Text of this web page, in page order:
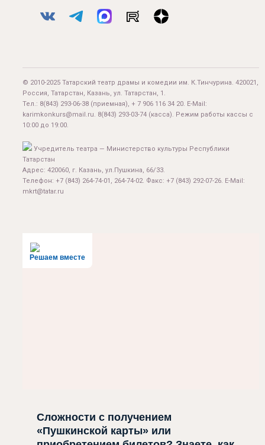
© 2010-2025 Татарский театр драмы и комедии им. К.Тинчурина. 420021,
Россия, Татарстан, Казань, ул. Татарстан, 1.
Тел.: 8(843) 293-06-38 (приемная), + 7 906 116 34 20. E-Mail:
karimkonkurs@mail.ru. 8(843) 293-03-74 (касса). Режим работы кассы с
10:00 до 19:00.
Учредитель театра — Министерство культуры Республики
Татарстан
Адрес: 420060, г. Казань, ул.Пушкина, 66/33.
Телефон: +7 (843) 264-74-01, 264-74-02. Факс: +7 (843) 292-07-26. E-Mail:
mkrt@tatar.ru
Решаем вместе
Сложности с получением
«Пушкинской карты» или